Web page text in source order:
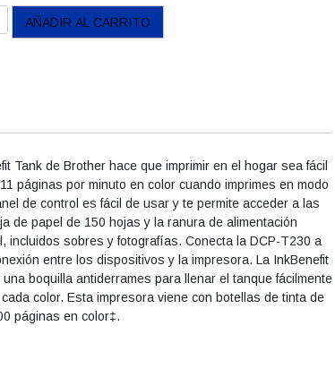
AÑADIR AL CARRITO
Tank de Brother hace que imprimir en el hogar sea fácil
páginas por minuto en color cuando imprimes en modo
de control es fácil de usar y te permite acceder a las
de papel de 150 hojas y la ranura de alimentación
incluidos sobres y fotografías. Conecta la DCP-T230 a
entre los dispositivos y la impresora. La InkBenefit
boquilla antiderrames para llenar el tanque fácilmente
color. Esta impresora viene con botellas de tinta de
páginas en color‡.